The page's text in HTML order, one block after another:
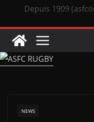
Depuis 1909
NEWS